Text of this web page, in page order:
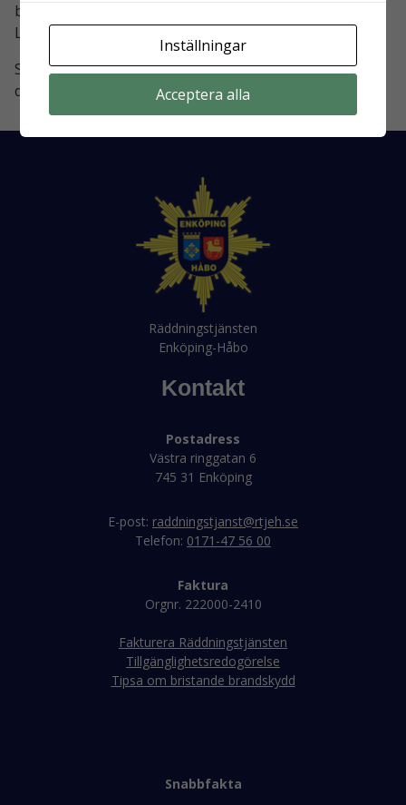
brott eller andra händelser ringer du
Läs mer om 114 14 på
Samtliga telefonnummer är bemannade året runt, alla
dagar i veckan.
Räddningstjänsten
Enköping-Håbo
Kontakt
Postadress
Västra ringgatan 6
745 31 Enköping
E-post: raddningstjanst@rtjeh.se
Telefon: 0171-47 56 00
Faktura
Orgnr. 222000-2410
Fakturera Räddningstjänsten
Tillgänglighetsredogörelse
Tipsa om bristande brandskydd
Snabbfakta
Inställningar
Acceptera alla